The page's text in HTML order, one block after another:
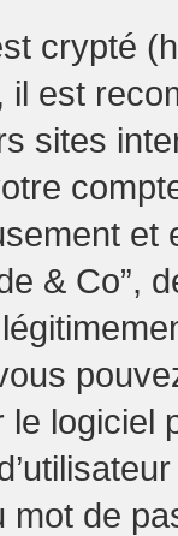
crypté
est
sites
et
& Co”,
le
mot de